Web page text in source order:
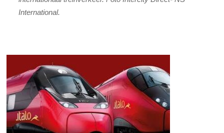
International.